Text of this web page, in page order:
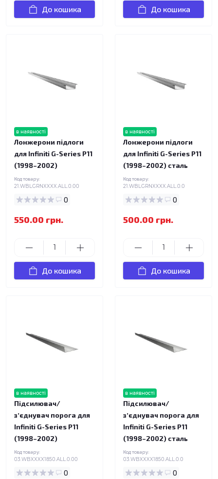
До кошика До кошика
в наявності
Лонжерони підлоги
для Infiniti G-Series P11
(1998–2002)
Код товару:
21.WBLGRNXXXX.ALL.0.00
0
550.00 грн.
До кошика
в наявності
Лонжерони підлоги
для Infiniti G-Series P11
(1998–2002) сталь
Код товару:
21.WBLGRNXXXX.ALL.0.0
0
500.00 грн.
До кошика
в наявності
Підсилювач/
зʼєднувач порога для
Infiniti G-Series P11
(1998–2002)
Код товару:
03.WBXXXX1850.ALL.0.00
0
в наявності
Підсилювач/
зʼєднувач порога для
Infiniti G-Series P11
(1998–2002) сталь
Код товару:
03.WBXXXX1850.ALL.0.0
0